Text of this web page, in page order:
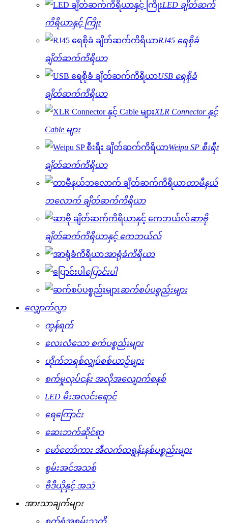
LED ချိတ်ဆက်
ကိရိယာနှင့် ကြိုး
RJ45 ရေစိုခံ
ချိတ်ဆက်ကိရိယာ
USB ရေစိုခံ
ချိတ်ဆက်ကိရိယာ
XLR Connector နှင့်
Cable များ
Weipu SP စီးရီး
ချိတ်ဆက်ကိရိယာ
တာမီနယ်
ဘလောက် ချိတ်ဆက်ကိရိယာ
ဆာဗို
ချိတ်ဆက်ကိရိယာနှင့် ကေဘယ်လ်
အာရုံခံကိရိယာ
ပြောင်းပါ
ဆက်စပ်ပစ္စည်းများ
လျှောက်လွှာ
ကွန်ရက်
လေးလံသော စက်ပစ္စည်းများ
ဟိုက်ဘရစ်လျှပ်စစ်ယာဉ်များ
စက်မှုလုပ်ငန်း အလိုအလျောက်စနစ်
LED မီးအလင်းရောင်
ရေကြောင်း
ဆေးဘက်ဆိုင်ရာ
မော်တော်ကား အီလက်ထရွန်းနစ်ပစ္စည်းများ
စွမ်းအင်အသစ်
ဗီဒီယိုနှင့် အသံ
အားသာချက်များ
စက်ရုံအစွမ်းသတ္တိ